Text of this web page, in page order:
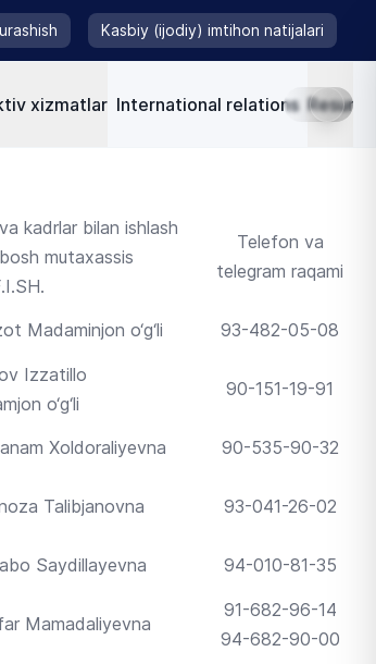
Kasbiy (ijodiy) imtihon natijalari
xizmatlar International relations
kadrlar bilan ishlash
mutaxassis
Telefon va
telegram raqami
Madaminjon o‘g‘li 93-482-05-08
Izzatillo
o‘g‘li
90-151-19-91
Xoldoraliyevna 90-535-90-32
Talibjanovna 93-041-26-02
Saydillayevna 94-010-81-35
Mamadaliyevna
91-682-96-14
94-682-90-00